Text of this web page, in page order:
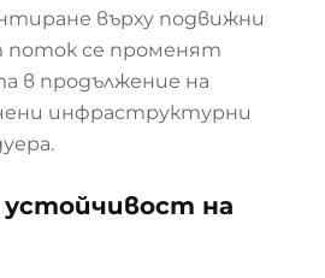
върху подвижни
поток се променят
в продължение на
инфраструктурни
на